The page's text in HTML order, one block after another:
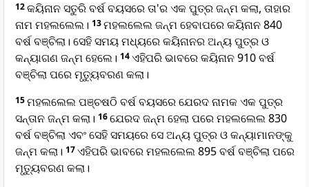
12କୟିନାନ ସତୁରି ବର୍ଷ ବୟସରେ ତା'ର ଏକ ପୁତ୍ର ଜନ୍ମ କଲା, ତାହାର
ନାମ ମହଲଲେଲ। 13ମହଲଲେଲ ଜନ୍ମ ହେବାପରେ କୟିନାନ 840
ବର୍ଷ ବଞ୍ଚିଲା। ସେହି ସମୟ ମଧ୍ୟରେ କୟିନାନର ଅନ୍ୟ ପୁତ୍ର ଓ
କନ୍ୟାଗଣ ଜନ୍ମ ହେଲେ। 14ଏହିପରି ଭାବରେ କୟିନାନ 910 ବର୍ଷ
ବଞ୍ଚିଲା ପରେ ମୃତ୍ୟୁବରଣ କଲା।
15ମହଲଲେଲ ପଞ୍ଚଷଠି ବର୍ଷ ବୟସରେ ଯେରଦ ନାମକ ଏକ ପୁତ୍ର
ସନ୍ତାନ ଜନ୍ମ କଲା। 16ଯେରଦ ଜନ୍ମ ହେଲା ପରେ ମହଲଲେଲ 830
ବର୍ଷ ବଞ୍ଚିଲା ଏବଂ ସେହି ସମୟରେ ସେ ଅନ୍ୟ ପୁତ୍ର ଓ କନ୍ୟାମାନଙ୍କୁ
ଜନ୍ମ କଲା। 17ଏହିପରି ଭାବରେ ମହଲଲେଲ 895 ବର୍ଷ ବଞ୍ଚିଲା ପରେ
ମୃତ୍ୟୁବରଣ କଲା।